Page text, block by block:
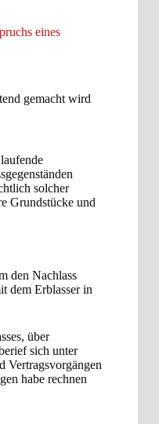
eines
gemacht wird
solcher
Grundstücke und
den Nachlass
dem Erblasser in
über
sich unter
Vertragsvorgängen
habe rechnen